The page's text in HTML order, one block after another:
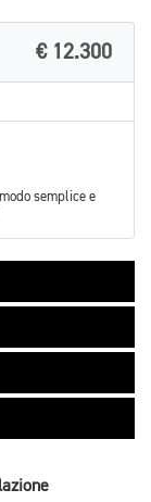
€ 12.300
semplice e